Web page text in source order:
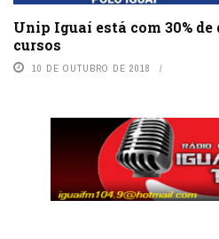
Unip Iguaí está com 30%
cursos
10 DE OUTUBRO DE 2018